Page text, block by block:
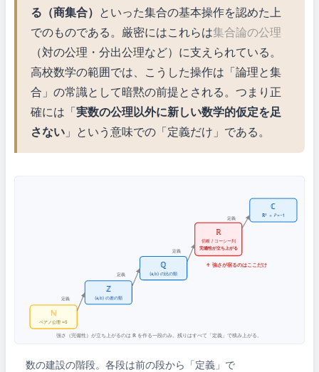
る（商集合） といった集合の基本操作を認めた上
でのものである。厳密にはこれらは集合論の公理
（対の公理・分出公理など）に支えられている。
高校数学の範囲では、こうした操作は「論理と集
合」の常識として暗黙の前提とされる。つまり正
確には「実数の公理以外に新しい数学的仮定を足
さない 」という意味での「定義だけ」である。
ℕ
ペアノ公理 ≈5
ℤ
(a,b) の差の類
ℚ
(a,b) の比の類
ℝ
切断 / コーシー列
完備性が立ち上がる
ℂ
ℝ² ＋ i²=−1
定義
定義
定義
定義
↑ 強さが宿るのはここだけ
強さ（完備性）が立ち上がるのは ℝ を作る一段のみ。残りはすべて「定義」で積み上がる。
数の建設の階段。各段は前の段から「定義」で